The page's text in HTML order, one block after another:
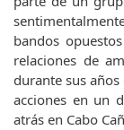
bandos
relaciones de
durante sus
acciones en un
atrás en Cabo